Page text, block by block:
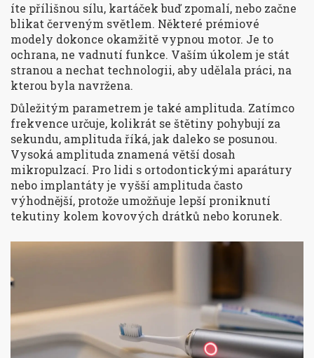
íte přílišnou sílu, kartáček buď zpomalí, nebo začne
blikat červeným světlem. Některé prémiové
modely dokonce okamžitě vypnou motor. Je to
ochrana, ne vadnutí funkce. Vaším úkolem je stát
stranou a nechat technologii, aby udělala práci, na
kterou byla navržena.
Důležitým parametrem je také amplituda. Zatímco
frekvence určuje, kolikrát se štětiny pohybují za
sekundu, amplituda říká, jak daleko se posunou.
Vysoká amplituda znamená větší dosah
mikropulzací. Pro lidi s ortodontickými aparátury
nebo implantáty je vyšší amplituda často
výhodnější, protože umožňuje lepší proniknutí
tekutiny kolem kovových drátků nebo korunek.